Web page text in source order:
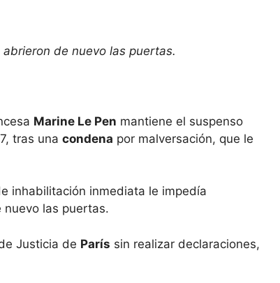
de nuevo las puertas.
Marine Le Pen mantiene el suspenso
tras una condena por malversación, que le
inhabilitación inmediata le impedía
nuevo las puertas.
Justicia de París sin realizar declaraciones,